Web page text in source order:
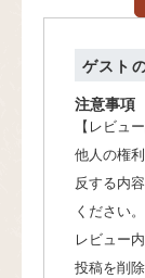
ゲスト
注意事項
【レビュ
他人の権
反する内
ください。
レビュー
投稿を削